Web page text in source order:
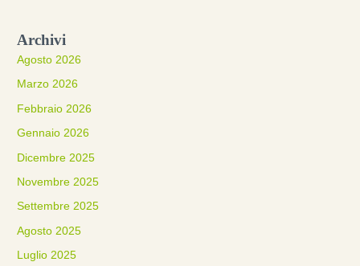
Archivi
Agosto 2026
Marzo 2026
Febbraio 2026
Gennaio 2026
Dicembre 2025
Novembre 2025
Settembre 2025
Agosto 2025
Luglio 2025